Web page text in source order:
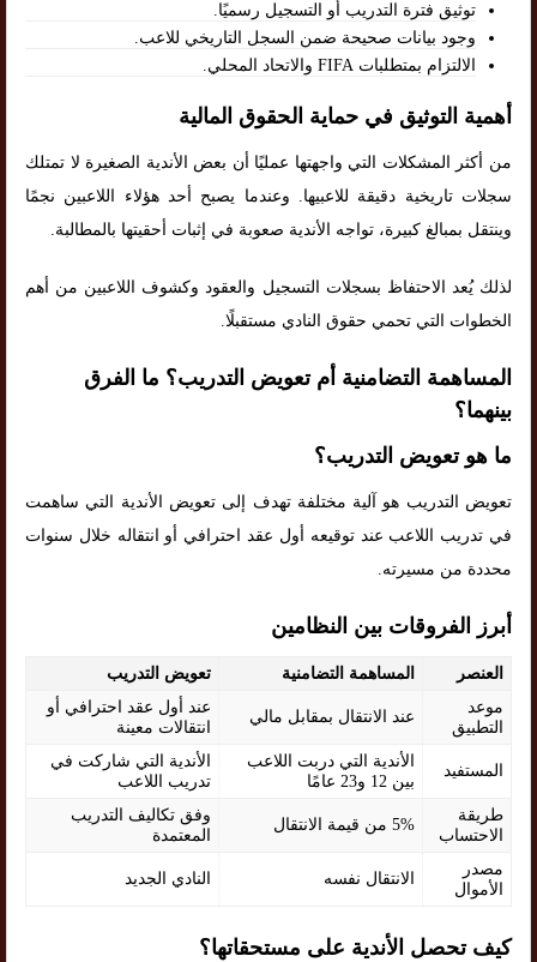
توثيق فترة التدريب أو التسجيل رسميًا.
وجود بيانات صحيحة ضمن السجل التاريخي للاعب.
الالتزام بمتطلبات FIFA والاتحاد المحلي.
أهمية التوثيق في حماية الحقوق المالية
من أكثر المشكلات التي واجهتها عمليًا أن بعض الأندية الصغيرة لا تمتلك
سجلات تاريخية دقيقة للاعبيها. وعندما يصبح أحد هؤلاء اللاعبين نجمًا
وينتقل بمبالغ كبيرة، تواجه الأندية صعوبة في إثبات أحقيتها بالمطالبة.
لذلك يُعد الاحتفاظ بسجلات التسجيل والعقود وكشوف اللاعبين من أهم
الخطوات التي تحمي حقوق النادي مستقبلًا.
المساهمة التضامنية أم تعويض التدريب؟ ما الفرق
بينهما؟
ما هو تعويض التدريب؟
تعويض التدريب هو آلية مختلفة تهدف إلى تعويض الأندية التي ساهمت
في تدريب اللاعب عند توقيعه أول عقد احترافي أو انتقاله خلال سنوات
محددة من مسيرته.
أبرز الفروقات بين النظامين
العنصر المساهمة التضامنية
تعويض التدريب
موعد
التطبيق
عند الانتقال بمقابل مالي
عند أول عقد احترافي أو
انتقالات معينة
المستفيد
الأندية التي دربت اللاعب
بين 12 و23 عامًا
الأندية التي شاركت في
تدريب اللاعب
طريقة
الاحتساب
5% من قيمة الانتقال
وفق تكاليف التدريب
المعتمدة
مصدر
الأموال
الانتقال نفسه النادي الجديد
كيف تحصل الأندية على مستحقاتها؟